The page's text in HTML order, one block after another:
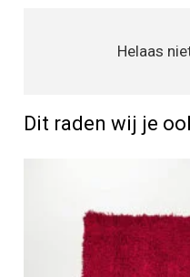
Helaas
Dit raden wij je